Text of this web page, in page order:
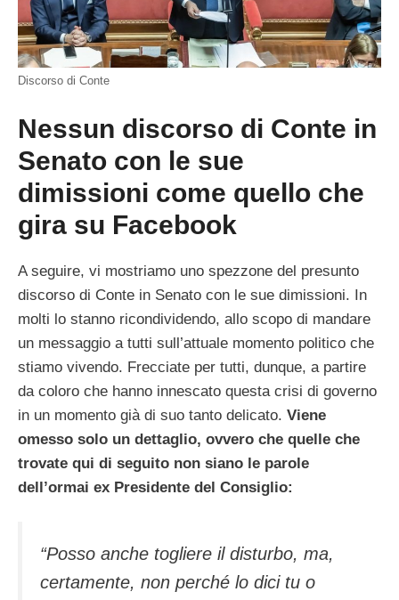
Discorso di Conte
Nessun discorso di Conte in
Senato con le sue
dimissioni come quello che
gira su Facebook
A seguire, vi mostriamo uno spezzone del presunto
discorso di Conte in Senato con le sue dimissioni. In
molti lo stanno ricondividendo, allo scopo di mandare
un messaggio a tutti sull’attuale momento politico che
stiamo vivendo. Frecciate per tutti, dunque, a partire
da coloro che hanno innescato questa crisi di governo
in un momento già di suo tanto delicato. Viene
omesso solo un dettaglio, ovvero che quelle che
trovate qui di seguito non siano le parole
dell’ormai ex Presidente del Consiglio:
“Posso anche togliere il disturbo, ma,
certamente, non perché lo dici tu o